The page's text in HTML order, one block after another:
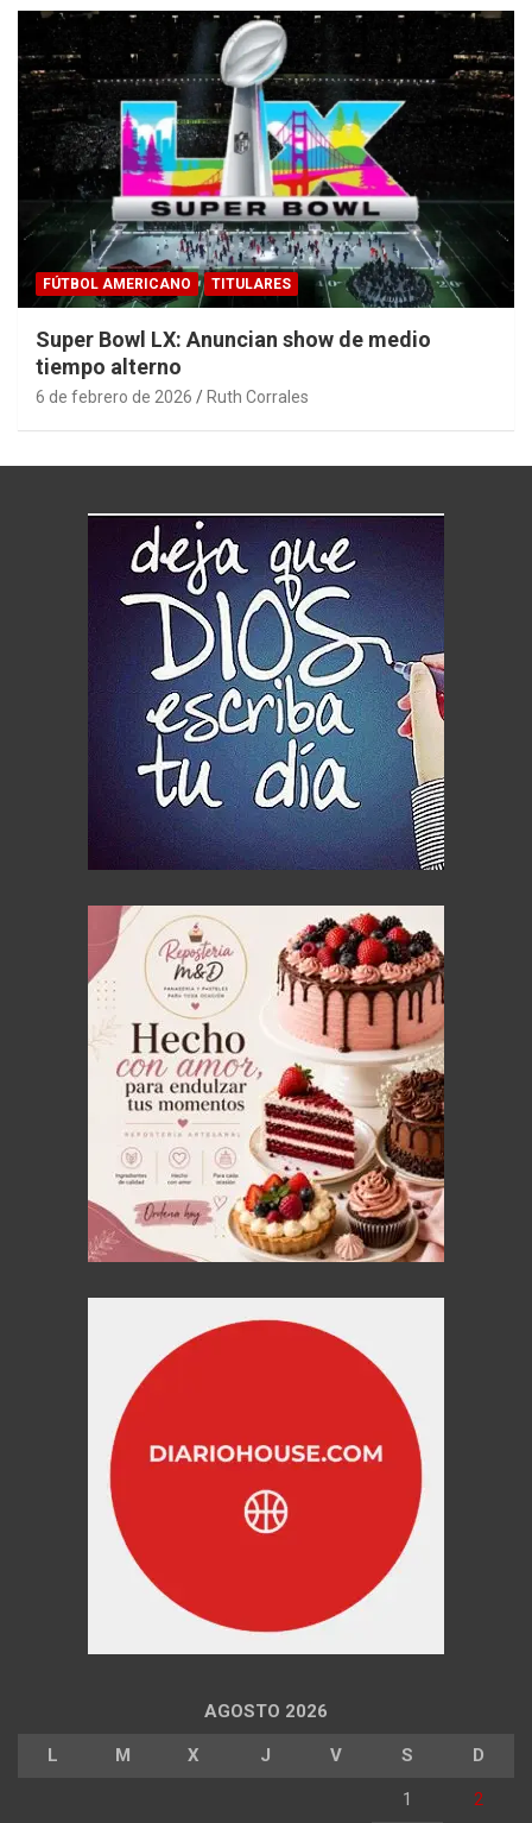
FÚTBOL AMERICANO TITULARES
Super Bowl LX: Anuncian show de medio
tiempo alterno
6 de febrero de 2026 Ruth Corrales
AGOSTO 2026
L M X J V S D
1 2